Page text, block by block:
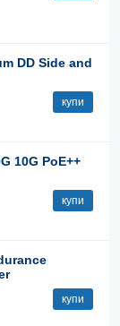
DD Side and
купи
10G PoE++
купи
купи